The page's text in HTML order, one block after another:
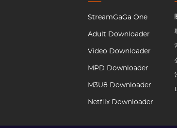
StreamGaGa One
Adult Downloader
Video Downloader
MPD Downloader
M3U8 Downloader
Netflix Downloader